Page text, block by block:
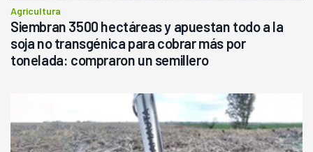
Agricultura
Siembran 3500 hectáreas y apuestan todo a la
soja no transgénica para cobrar más por
tonelada: compraron un semillero